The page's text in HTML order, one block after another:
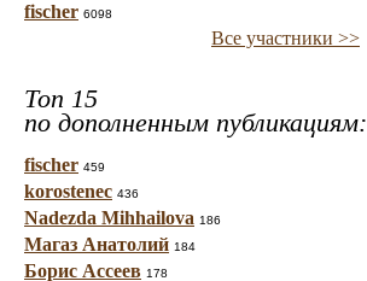
fischer 6098
Все участники >>
Топ 15
по дополненным публикациям:
fischer 459
korostenec 436
Nadezda Mihhailova 186
Магаз Анатолий 184
Борис Ассеев 178